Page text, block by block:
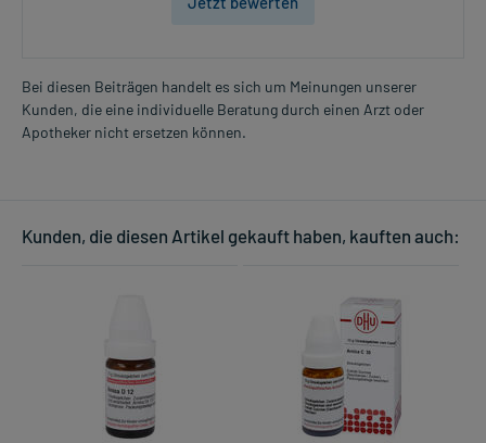
Bei diesen Beiträgen handelt es sich um Meinungen unserer
Kunden, die eine individuelle Beratung durch einen Arzt oder
Apotheker nicht ersetzen können.
Kunden, die diesen Artikel gekauft haben, kauften auch: